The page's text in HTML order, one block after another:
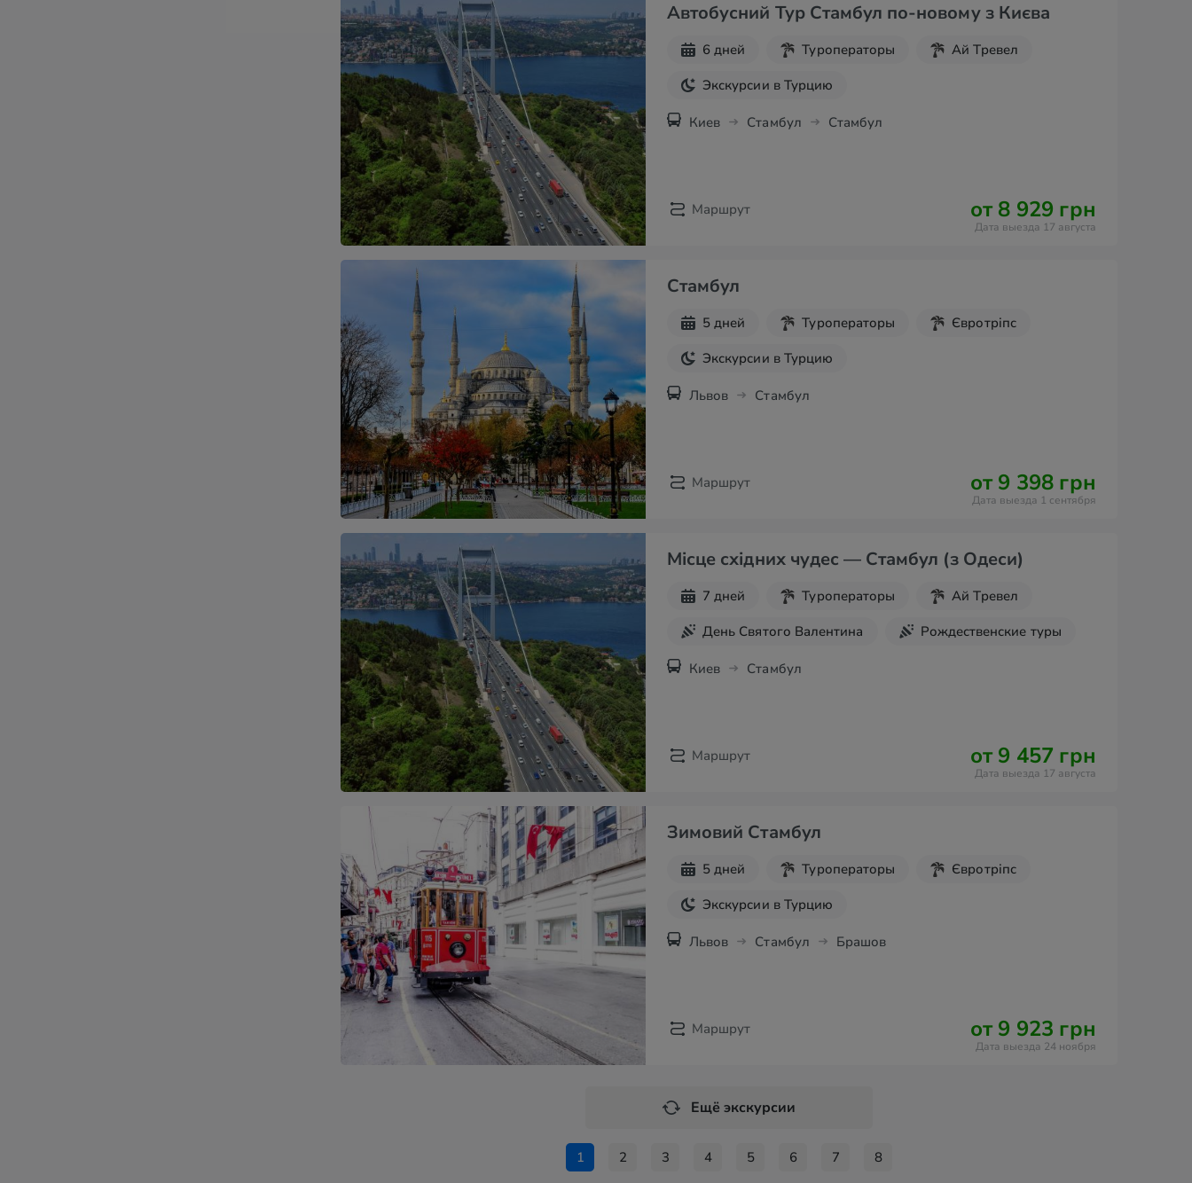
Автобусний Тур Стамбул по-новому з Києва
6 дней Туроператоры
Ай Тревел
Экскурсии в Турцию
Киев Стамбул Стамбул
Маршрут от 8 929 грн
Дата выезда 17 августа
Стамбул
5 дней Туроператоры
Євротріпс
Экскурсии в Турцию
Львов Стамбул
Маршрут от 9 398 грн
Дата выезда 1 сентября
Місце східних чудес — Стамбул (з Одеси)
7 дней Туроператоры
Ай Тревел
День Святого Валентина
Рождественские туры
Майские праздники
Киев Стамбул
Маршрут от 9 457 грн
Дата выезда 17 августа
Зимовий Стамбул
5 дней Туроператоры
Євротріпс
Экскурсии в Турцию
Львов Стамбул Брашов
Маршрут от 9 923 грн
Дата выезда 24 ноября
Ещё экскурсии
1 2 3 4 5 6 7 8